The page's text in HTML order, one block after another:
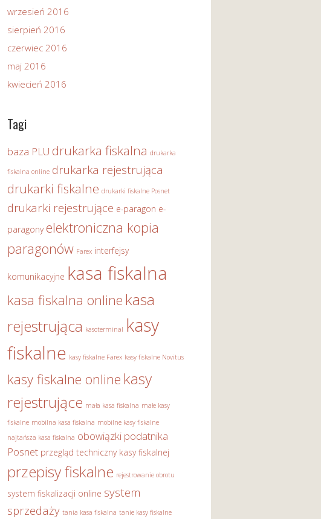
wrzesień 2016
sierpień 2016
czerwiec 2016
maj 2016
kwiecień 2016
Tagi
baza PLU drukarka fiskalna drukarka
fiskalna online drukarka rejestrująca
drukarki fiskalne drukarki fiskalne Posnet
drukarki rejestrujące e-paragon e-
paragony elektroniczna kopia
paragonów Farex interfejsy
komunikacyjne kasa fiskalna
kasa fiskalna online kasa
rejestrująca kasoterminal kasy
fiskalne kasy fiskalne Farex kasy fiskalne Novitus
kasy fiskalne online kasy
rejestrujące mała kasa fiskalna małe kasy
fiskalne mobilna kasa fiskalna mobilne kasy fiskalne
najtańsza kasa fiskalna obowiązki podatnika
Posnet przegląd techniczny kasy fiskalnej
przepisy fiskalne rejestrowanie obrotu
system fiskalizacji online system
sprzedaży tania kasa fiskalna tanie kasy fiskalne